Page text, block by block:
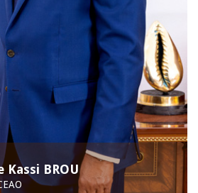
Kassi BROU